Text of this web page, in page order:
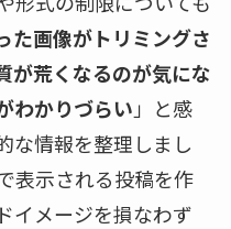
た画像がトリミングさ
が荒くなるのが気にな
わかりづらい 」と感
な情報を整理しまし
表示される投稿を作
イメージを損なわず